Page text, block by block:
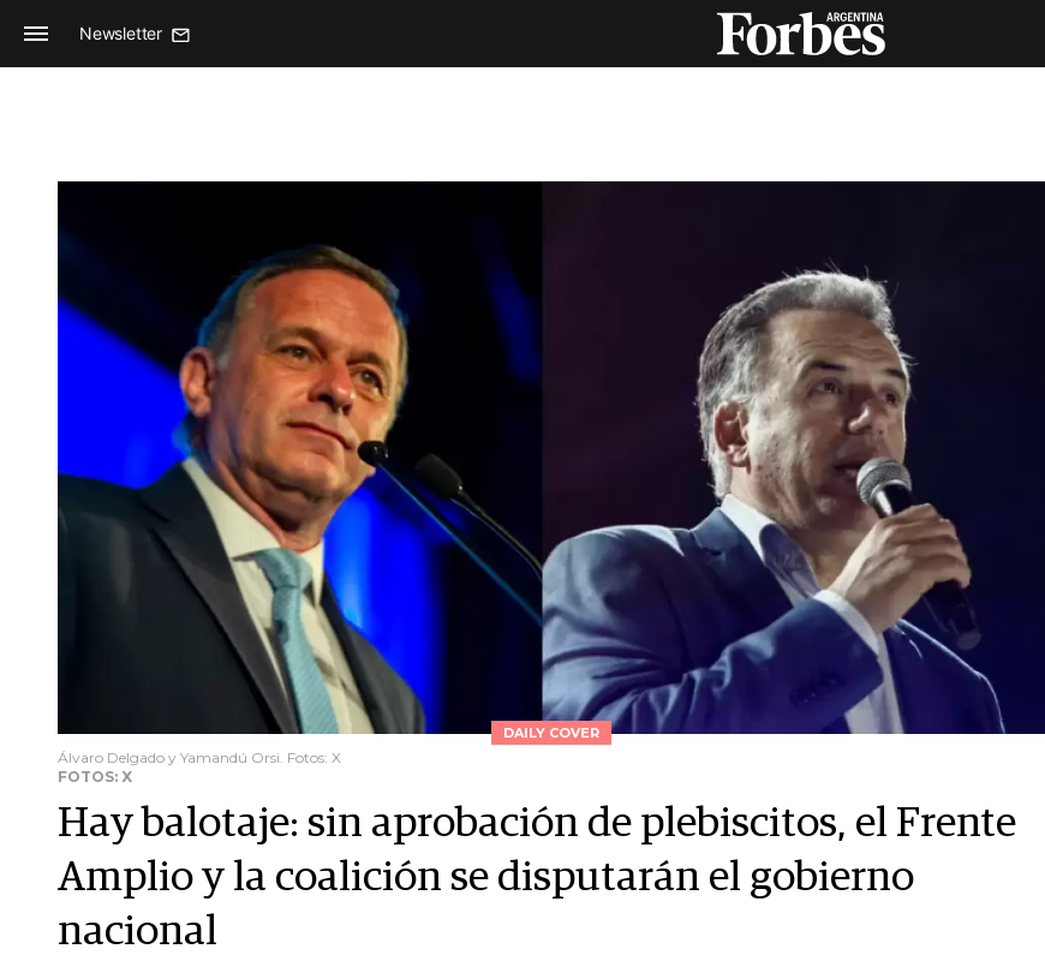
Newsletter
DAILY COVER
Álvaro Delgado y Yamandú Orsi. Fotos: X
FOTOS: X
Hay balotaje: sin aprobación de plebiscitos, el Frente
Amplio y la coalición se disputarán el gobierno
nacional